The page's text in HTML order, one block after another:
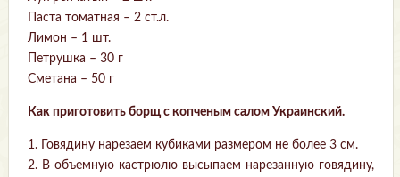
Паста томатная – 2 ст.л.
Лимон – 1 шт.
Петрушка – 30 г
Сметана – 50 г
Как приготовить борщ с копченым салом Украинский.
1. Говядину нарезаем кубиками размером не более 3 см.
2. В объемную кастрюлю высыпаем нарезанную говядину,